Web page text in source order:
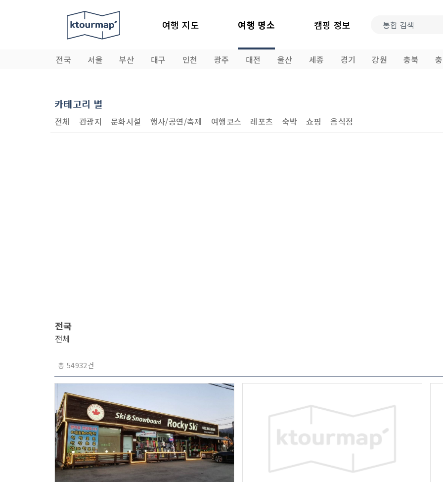
여행 지도 여행 명소 캠핑 정보
전국 서울 부산 대구 인천 광주 대전 울산 세종 경기 강원 충북
카테고리 별
전체 관광지 문화시설 행사/공연/축제 여행코스 레포츠 숙박 쇼핑 음식점
전국
전체
총 54932건